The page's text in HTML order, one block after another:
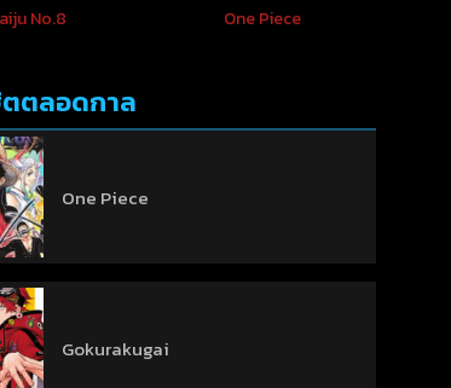
No.8
One Piece
ตตลอดกาล
One Piece
Gokurakugai